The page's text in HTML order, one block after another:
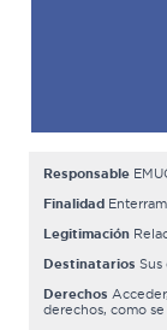
Responsable
Finalidad
Legitimación
Destinatarios Sus
Derechos
derechos, como